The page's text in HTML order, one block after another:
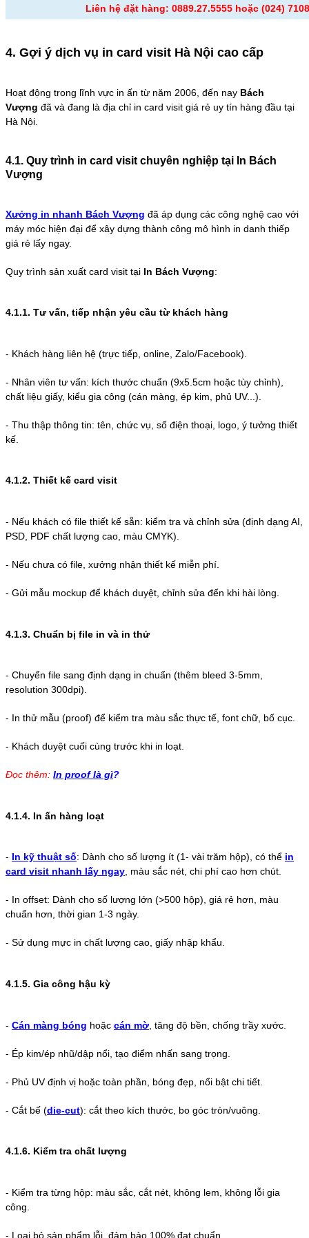
Liên hệ đặt hàng: 0889.27.5555 hoặc (024)
4. Gợi ý dịch vụ in card visit Hà Nội cao cấp
Hoạt động trong lĩnh vực in ấn từ năm 2006, đến nay Bách
Vượng đã và đang là địa chỉ in card visit giá rẻ uy tín hàng đầu tại
Hà Nội.
4.1. Quy trình in card visit chuyên nghiệp tại In Bách
Vượng
Xưởng in nhanh Bách Vượng đã áp dụng các công nghệ cao với
máy móc hiện đại để xây dựng thành công mô hình in danh thiếp
giá rẻ lấy ngay.
Quy trình sản xuất card visit tại In Bách Vượng:
4.1.1. Tư vấn, tiếp nhận yêu cầu từ khách hàng
- Khách hàng liên hệ (trực tiếp, online, Zalo/Facebook).
- Nhân viên tư vấn: kích thước chuẩn (9x5.5cm hoặc tùy chỉnh),
chất liệu giấy, kiểu gia công (cán màng, ép kim, phủ UV...).
- Thu thập thông tin: tên, chức vụ, số điện thoại, logo, ý tưởng thiết
kế.
4.1.2. Thiết kế card visit
- Nếu khách có file thiết kế sẵn: kiểm tra và chỉnh sửa (định dạng AI,
PSD, PDF chất lượng cao, màu CMYK).
- Nếu chưa có file, xưởng nhận thiết kế miễn phí.
- Gửi mẫu mockup để khách duyệt, chỉnh sửa đến khi hài lòng.
4.1.3. Chuẩn bị file in và in thử
- Chuyển file sang định dạng in chuẩn (thêm bleed 3-5mm,
resolution 300dpi).
- In thử mẫu (proof) để kiểm tra màu sắc thực tế, font chữ, bố cục.
- Khách duyệt cuối cùng trước khi in loạt.
Đọc thêm: In proof là gì?
4.1.4. In ấn hàng loạt
- In kỹ thuật số: Dành cho số lượng ít (1- vài trăm hộp), có thể in
card visit nhanh lấy ngay, màu sắc nét, chi phí cao hơn chút.
- In offset: Dành cho số lượng lớn (>500 hộp), giá rẻ hơn, màu
chuẩn hơn, thời gian 1-3 ngày.
- Sử dụng mực in chất lượng cao, giấy nhập khẩu.
4.1.5. Gia công hậu kỳ
- Cán màng bóng hoặc cán mờ , tăng độ bền, chống trầy xước.
- Ép kim/ép nhũ/dập nổi, tạo điểm nhấn sang trọng.
- Phủ UV định vị hoặc toàn phần, bóng đẹp, nổi bật chi tiết.
- Cắt bế (die-cut): cắt theo kích thước, bo góc tròn/vuông.
4.1.6. Kiểm tra chất lượng
- Kiểm tra từng hộp: màu sắc, cắt nét, không lem, không lỗi gia
công.
- Loại bỏ sản phẩm lỗi, đảm bảo 100% đạt chuẩn.